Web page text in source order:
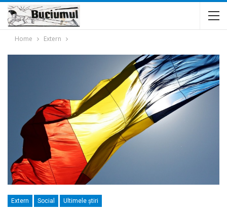
Home Extern
Extern Social Ultimele ştiri